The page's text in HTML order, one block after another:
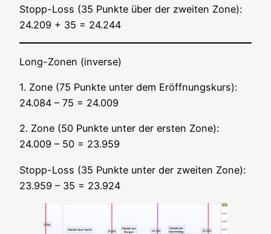
Stopp-Loss (35 Punk­te über der zwei­ten Zone):
24.209 + 35 = 24.244
Long-Zonen (inver­se)
1. Zone (75 Punk­te unter dem Eröff­nungs­kurs):
24.084 – 75 = 24.009
2. Zone (50 Punk­te unter der ers­ten Zone):
24.009 – 50 = 23.959
Stopp-Loss (35 Punk­te unter der zwei­ten Zone):
23.959 – 35 = 23.924